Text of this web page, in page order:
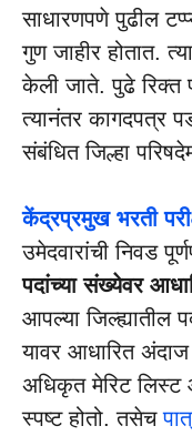
साधारणपणे पुढील
गुण जाहीर होतात.
केली जाते. पुढे रिक्त
त्यानंतर कागदपत्र
संबंधित जिल्हा
केंद्रप्रमुख भरती
उमेदवारांची निवड
पदांच्या संख्येवर
आपल्या जिल्ह्यातील
यावर आधारित
अधिकृत मेरिट लिस्ट
स्पष्ट होतो. तसेच